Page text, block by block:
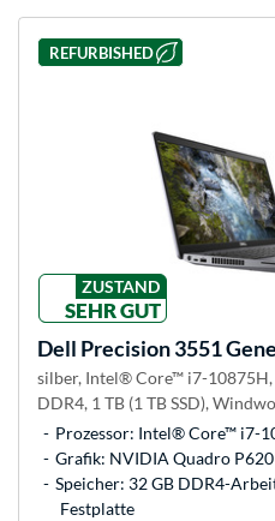
REFURBISHED
ZUSTAND
SEHR GUT
Dell Precision 3551
silber, Intel® Core™ i7-
DDR4, 1 TB (1 TB SSD),
Prozessor: Intel® Core™ i7-
Grafik: NVIDIA Quadro P620
Speicher: 32 GB DDR4-
Festplatte